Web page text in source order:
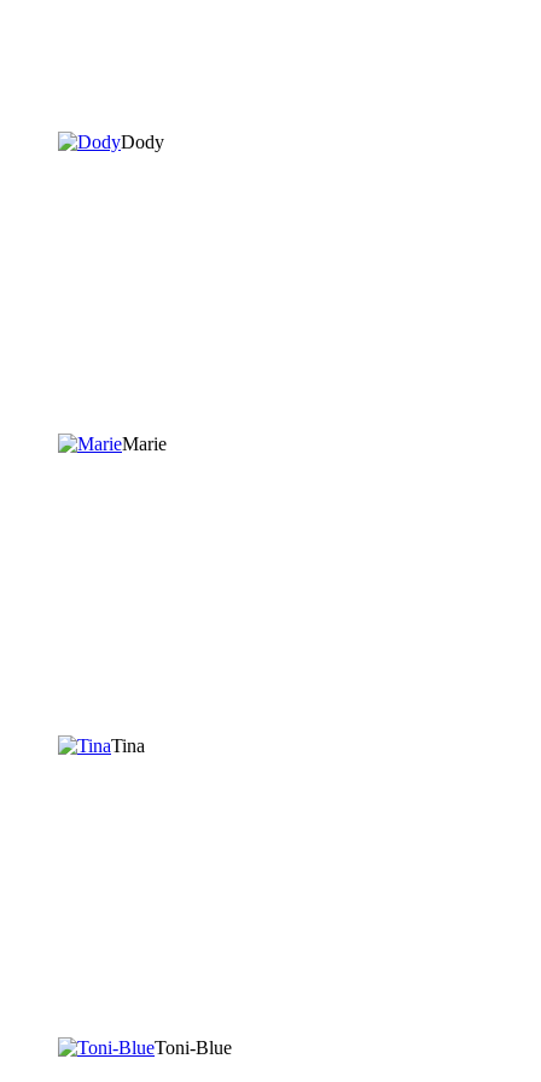
Dody
Marie
Tina
Toni-Blue